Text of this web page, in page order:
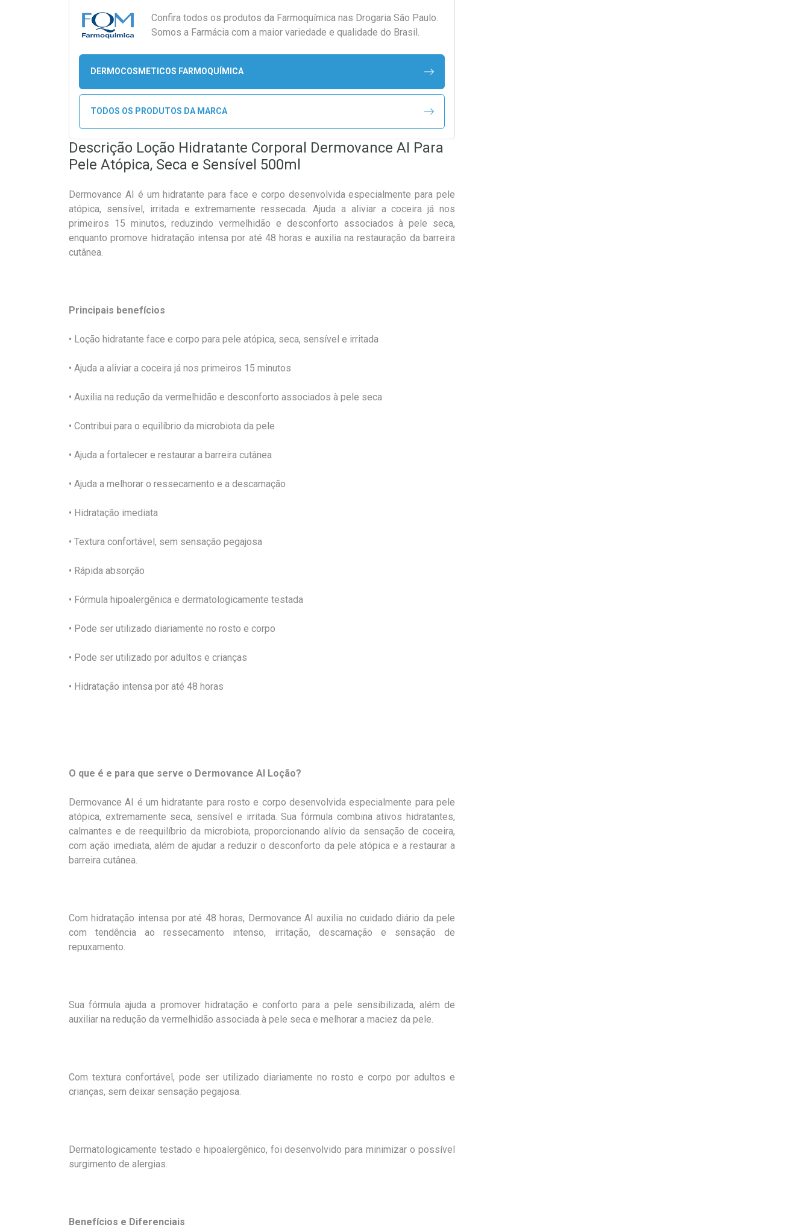
Confira todos os produtos da Farmoquímica nas Drogaria São Paulo.
Somos a Farmácia com a maior variedade e qualidade do Brasil.
DERMOCOSMETICOS FARMOQUÍMICA
TODOS OS PRODUTOS DA MARCA
Descrição Loção Hidratante Corporal Dermovance AI Para
Pele Atópica, Seca e Sensível 500ml
Dermovance AI é um hidratante para face e corpo desenvolvida especialmente para pele
atópica, sensível, irritada e extremamente ressecada. Ajuda a aliviar a coceira já nos
primeiros 15 minutos, reduzindo vermelhidão e desconforto associados à pele seca,
enquanto promove hidratação intensa por até 48 horas e auxilia na restauração da barreira
cutânea.
Principais benefícios
• Loção hidratante face e corpo para pele atópica, seca, sensível e irritada
• Ajuda a aliviar a coceira já nos primeiros 15 minutos
• Auxilia na redução da vermelhidão e desconforto associados à pele seca
• Contribui para o equilíbrio da microbiota da pele
• Ajuda a fortalecer e restaurar a barreira cutânea
• Ajuda a melhorar o ressecamento e a descamação
• Hidratação imediata
• Textura confortável, sem sensação pegajosa
• Rápida absorção
• Fórmula hipoalergênica e dermatologicamente testada
• Pode ser utilizado diariamente no rosto e corpo
• Pode ser utilizado por adultos e crianças
• Hidratação intensa por até 48 horas
O que é e para que serve o Dermovance AI Loção?
Dermovance AI é um hidratante para rosto e corpo desenvolvida especialmente para pele
atópica, extremamente seca, sensível e irritada. Sua fórmula combina ativos hidratantes,
calmantes e de reequilíbrio da microbiota, proporcionando alívio da sensação de coceira,
com ação imediata, além de ajudar a reduzir o desconforto da pele atópica e a restaurar a
barreira cutânea.
Com hidratação intensa por até 48 horas, Dermovance AI auxilia no cuidado diário da pele
com tendência ao ressecamento intenso, irritação, descamação e sensação de
repuxamento.
Sua fórmula ajuda a promover hidratação e conforto para a pele sensibilizada, além de
auxiliar na redução da vermelhidão associada à pele seca e melhorar a maciez da pele.
Com textura confortável, pode ser utilizado diariamente no rosto e corpo por adultos e
crianças, sem deixar sensação pegajosa.
Dermatologicamente testado e hipoalergênico, foi desenvolvido para minimizar o possível
surgimento de alergias.
Benefícios e Diferenciais